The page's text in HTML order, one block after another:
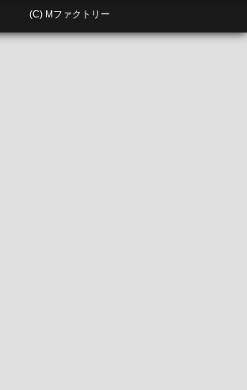
(C) Mファクトリー